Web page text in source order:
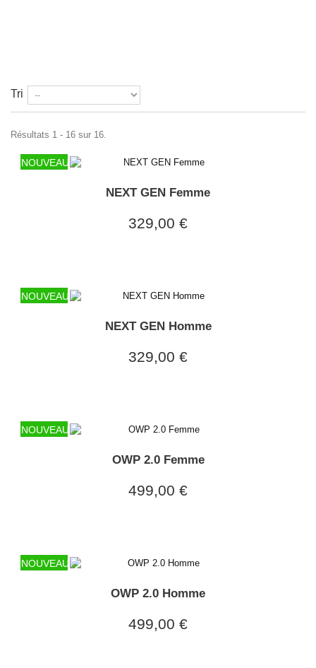
Tri
Résultats 1 - 16 sur 16.
NOUVEAU
NEXT GEN Femme
329,00 €
NOUVEAU
NEXT GEN Homme
329,00 €
NOUVEAU
OWP 2.0 Femme
499,00 €
NOUVEAU
OWP 2.0 Homme
499,00 €